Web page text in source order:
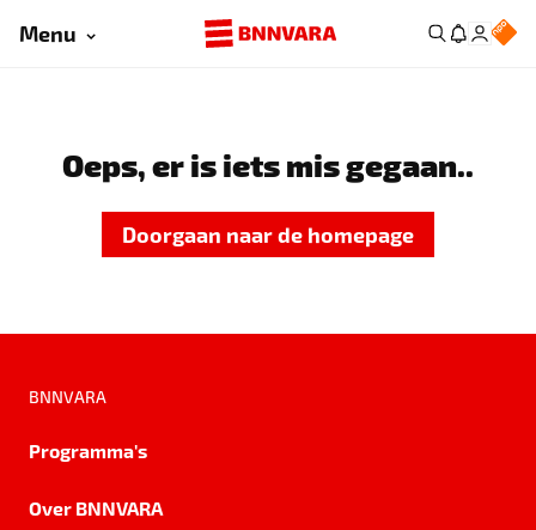
Menu
Oeps, er is iets mis gegaan..
Doorgaan naar de homepage
BNNVARA
Programma's
Over BNNVARA